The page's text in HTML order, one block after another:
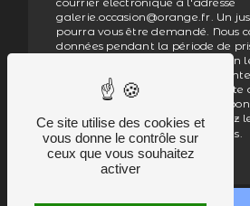
galerie.occasion@orange.fr. Un
pourra vous être demandé. Nous
données pendant la période de
pendant la durée de prescription
probatoires et de gestion des
le droit de vous inscrire sur la
démarchage téléphonique,
adresse:Bloctel.gouv.fr. Consultez
plus d’informations sur vos droits.
Ce site utilise des cookies et
vous donne le contrôle sur
ceux que vous souhaitez
activer